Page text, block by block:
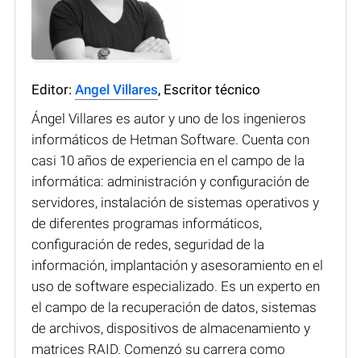
Editor: Angel Villares, Escritor técnico
Ángel Villares es autor y uno de los ingenieros
informáticos de Hetman Software. Cuenta con
casi 10 años de experiencia en el campo de la
informática: administración y configuración de
servidores, instalación de sistemas operativos y
de diferentes programas informáticos,
configuración de redes, seguridad de la
información, implantación y asesoramiento en el
uso de software especializado. Es un experto en
el campo de la recuperación de datos, sistemas
de archivos, dispositivos de almacenamiento y
matrices RAID. Comenzó su carrera como